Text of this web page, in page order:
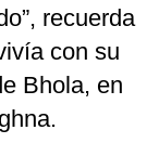
recuerda
con su
Bhola, en